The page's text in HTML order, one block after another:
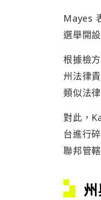
Mayes
選舉開
根據檢
州法律
類似法
對此，
台進行
聯邦管